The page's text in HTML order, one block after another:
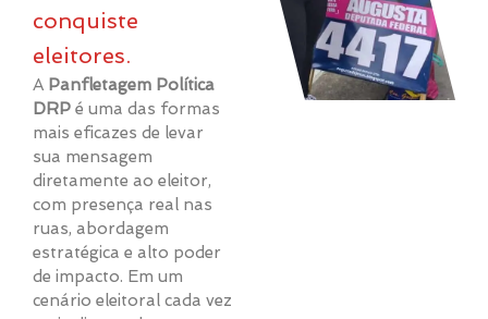
conquiste
eleitores.
A Panfletagem Política
DRP é uma das formas
mais eficazes de levar
sua mensagem
diretamente ao eleitor,
com presença real nas
ruas, abordagem
estratégica e alto poder
de impacto. Em um
cenário eleitoral cada vez